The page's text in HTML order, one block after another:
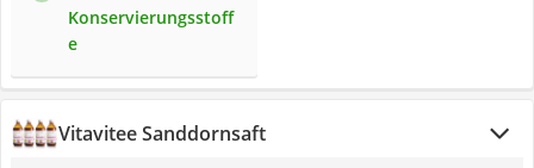
Konservierungsstoff
e
Vitavitee Sanddornsaft